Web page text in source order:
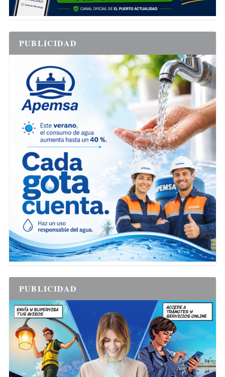
PUBLICIDAD
PUBLICIDAD